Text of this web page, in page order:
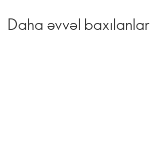
Daha əvvəl baxılanlar